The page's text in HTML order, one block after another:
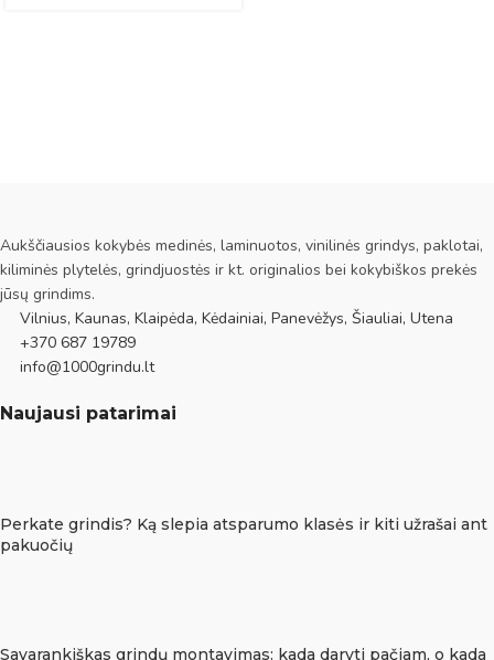
Aukščiausios kokybės medinės, laminuotos, vinilinės grindys, paklotai,
kiliminės plytelės, grindjuostės ir kt. originalios bei kokybiškos prekės
jūsų grindims.
Vilnius, Kaunas, Klaipėda, Kėdainiai, Panevėžys, Šiauliai, Utena
+370 687 19789
info@1000grindu.lt
Naujausi patarimai
Perkate grindis? Ką slepia atsparumo klasės ir kiti užrašai ant
pakuočių
Savarankiškas grindų montavimas: kada daryti pačiam, o kada